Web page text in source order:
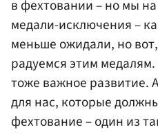
в фехтовании – но мы
медали-исключения –
меньше ожидали, но
радуемся этим
тоже важное развитие.
для нас, которые
фехтование – один из